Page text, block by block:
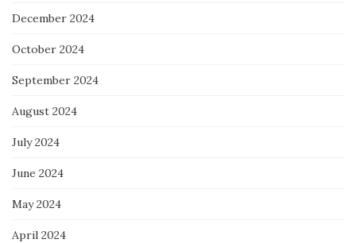
December 2024
October 2024
September 2024
August 2024
July 2024
June 2024
May 2024
April 2024